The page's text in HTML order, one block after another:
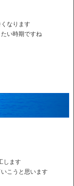
なります
い時期ですね
します
こうと思います